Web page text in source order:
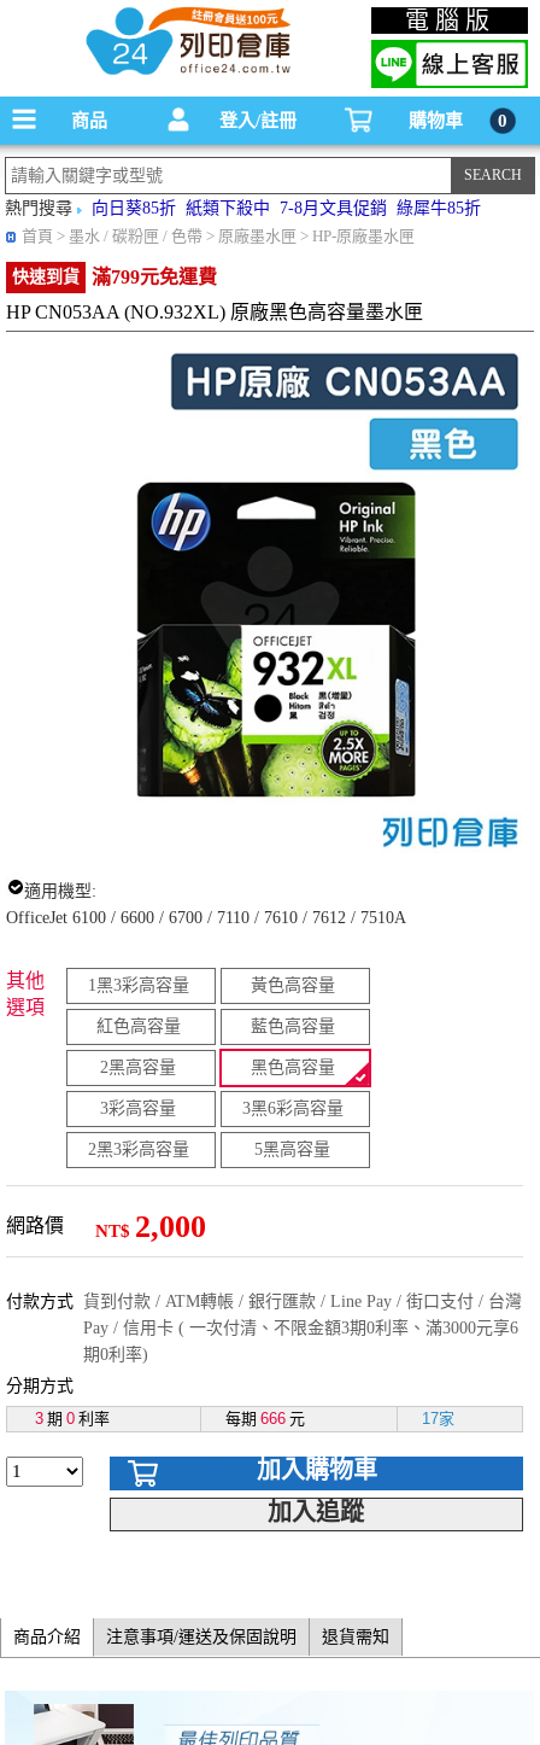
碳粉匣，墨水匣,原廠碳粉匣，副廠碳粉匣，環保碳粉匣,連續供墨印表機-office24列印
倉庫線上購物手機版
電腦版
商品 登入/註冊 購物車 0
熱門搜尋 向日葵85折 紙類下殺中 7-8月文具促銷
綠犀牛85折
首頁 > 墨水 / 碳粉匣 / 色帶 > 原廠墨水匣 > HP-原廠墨水匣
快速到貨
滿799元免運費
HP CN053AA (NO.932XL) 原廠黑色高容量墨水匣
適用機型:
OfficeJet 6100 / 6600 / 6700 / 7110 / 7610 / 7612 / 7510A
其他
選項
1黑3彩高容量 黃色高容量
紅色高容量 藍色高容量
2黑高容量 黑色高容量
3彩高容量 3黑6彩高容量
2黑3彩高容量 5黑高容量
網路價 NT$ 2,000
付款方式 貨到付款 / ATM轉帳 / 銀行匯款 / Line Pay / 街口支付 / 台灣
Pay / 信用卡 ( 一次付清、不限金額3期0利率、滿3000元享6
期0利率)
分期方式
3 期 0 利率 每期 666 元 17家
加入購物車
加入追蹤
商品介紹 注意事項/運送及保固說明 退貨需知